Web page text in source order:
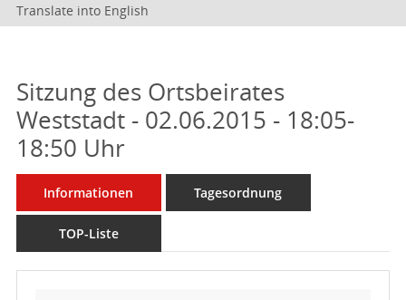
Translate into English
Sitzung des Ortsbeirates
Weststadt - 02.06.2015 - 18:05-
18:50 Uhr
Informationen Tagesordnung
TOP-Liste